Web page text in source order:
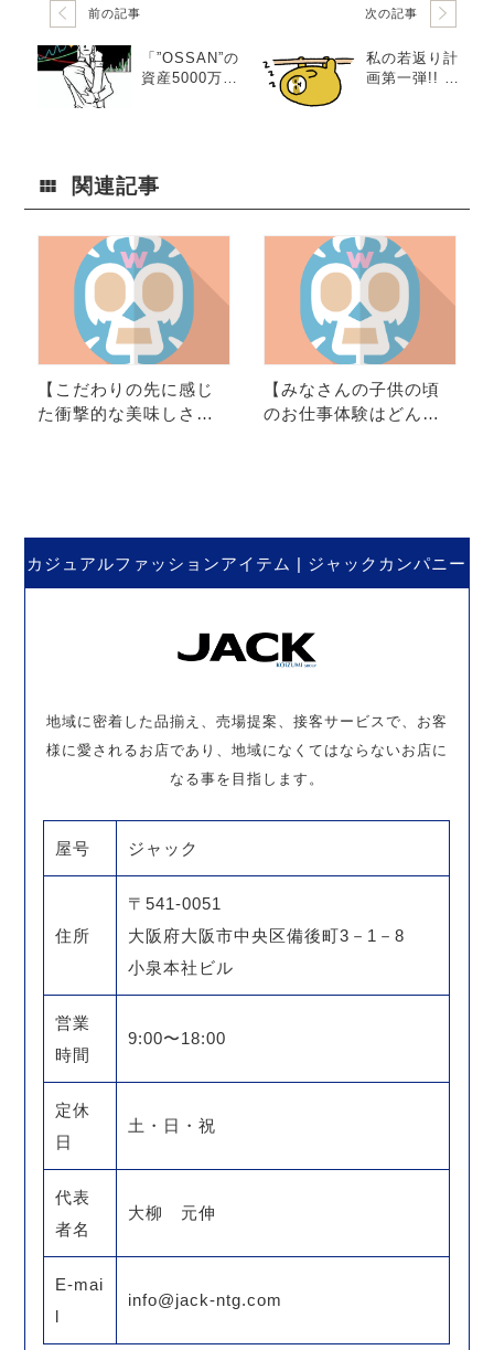
前の記事
「”OSSAN”の
資産5000万へ
次の記事
私の若返り計
画第一弾!! 女
関連記事
【こだわりの先に感じ
た衝撃的な美味しさ】
【みなさんの子供の頃
のお仕事体験はどんな
カジュアルファッションアイテム | ジャックカンパニー
地域に密着した品揃え、売場提案、接客サービスで、お客
様に愛されるお店であり、地域になくてはならないお店に
なる事を目指します。
屋号 ジャック
住所
〒541-0051
大阪府大阪市中央区備後町3－1－8
小泉本社ビル
営業
時間
9:00〜18:00
定休
日
土・日・祝
代表
者名
大柳 元伸
E-mai
l
info@jack-ntg.com